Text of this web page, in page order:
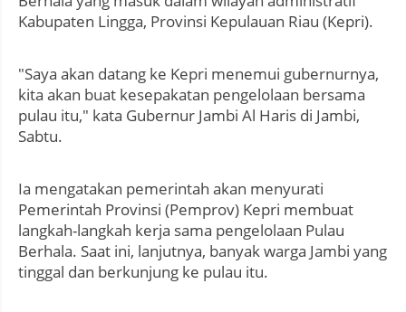
Kabupaten Lingga, Provinsi Kepulauan Riau (Kepri).
"Saya akan datang ke Kepri menemui gubernurnya,
kita akan buat kesepakatan pengelolaan bersama
pulau itu," kata Gubernur Jambi Al Haris di Jambi,
Sabtu.
Ia mengatakan pemerintah akan menyurati
Pemerintah Provinsi (Pemprov) Kepri membuat
langkah-langkah kerja sama pengelolaan Pulau
Berhala. Saat ini, lanjutnya, banyak warga Jambi yang
tinggal dan berkunjung ke pulau itu.